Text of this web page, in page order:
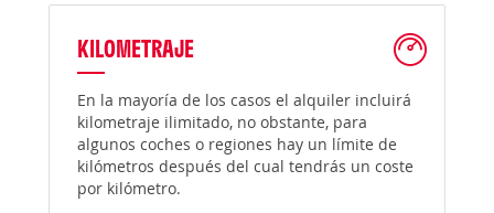
KILOMETRAJE
En la mayoría de los casos el alquiler incluirá
kilometraje ilimitado, no obstante, para
algunos coches o regiones hay un límite de
kilómetros después del cual tendrás un coste
por kilómetro.